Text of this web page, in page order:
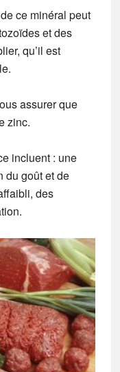
ce minéral peut
et des
qu’il est
assurer que
zinc.
incluent : une
du goût et de
des